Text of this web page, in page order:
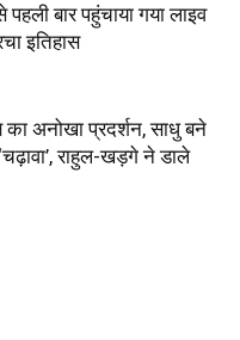
बार पहुंचाया गया लाइव
इतिहास
का अनोखा प्रदर्शन, साधु बने
राहुल-खड़गे ने डाले